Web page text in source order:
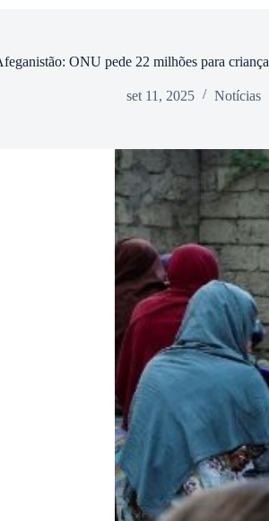
ONU pede 22 milhões para
set 11, 2025 Notícias